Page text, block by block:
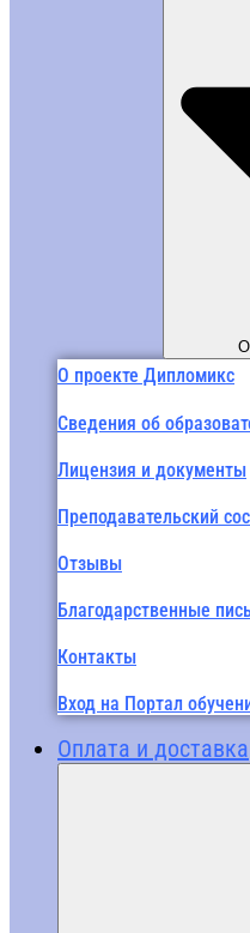
О проекте Дипломикс
Сведения об
Лицензия и документы
Преподавательский
Отзывы
Благодарственные
Контакты
Вход на Портал
Оплата и доставка